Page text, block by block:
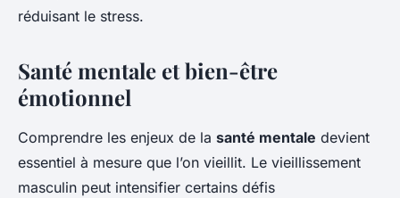
réduisant le stress.
Santé mentale et bien-être
émotionnel
Comprendre les enjeux de la santé mentale devient
essentiel à mesure que l’on vieillit. Le vieillissement
masculin peut intensifier certains défis